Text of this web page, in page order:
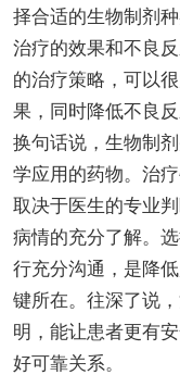
择合适的生物制剂
治疗的效果和不良
的治疗策略，可以
果，同时降低不良反
换句话说，生物制
学应用的药物。治
取决于医生的专业
病情的充分了解。
行充分沟通，是降
键所在。往深了说
明，能让患者更有
好可靠关系。